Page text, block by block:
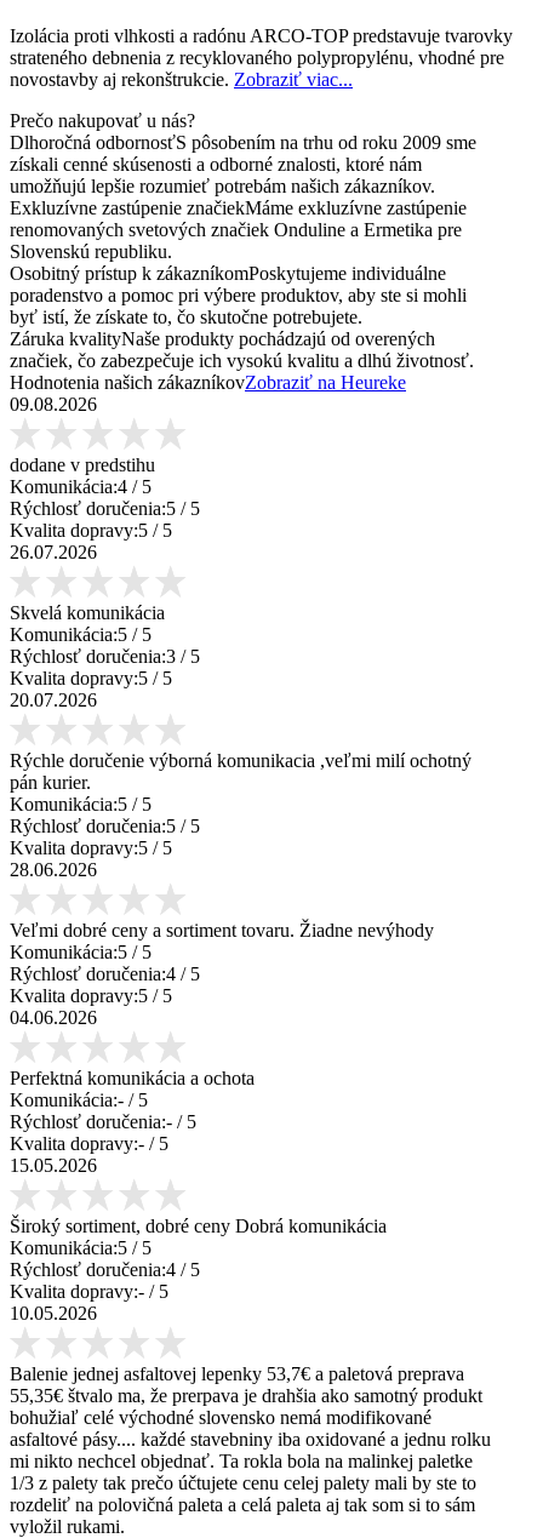
Izolácia proti vlhkosti a radónu ARCO-TOP predstavuje tvarovky
strateného debnenia z recyklovaného polypropylénu, vhodné pre
novostavby aj rekonštrukcie. Zobraziť viac...
Prečo nakupovať u nás?
Dlhoročná odbornosťS pôsobením na trhu od roku 2009 sme
získali cenné skúsenosti a odborné znalosti, ktoré nám
umožňujú lepšie rozumieť potrebám našich zákazníkov.
Exkluzívne zastúpenie značiekMáme exkluzívne zastúpenie
renomovaných svetových značiek Onduline a Ermetika pre
Slovenskú republiku.
Osobitný prístup k zákazníkomPoskytujeme individuálne
poradenstvo a pomoc pri výbere produktov, aby ste si mohli
byť istí, že získate to, čo skutočne potrebujete.
Záruka kvalityNaše produkty pochádzajú od overených
značiek, čo zabezpečuje ich vysokú kvalitu a dlhú životnosť.
Hodnotenia našich zákazníkovZobraziť na Heureke
09.08.2026
dodane v predstihu
Komunikácia:4 / 5
Rýchlosť doručenia:5 / 5
Kvalita dopravy:5 / 5
26.07.2026
Skvelá komunikácia
Komunikácia:5 / 5
Rýchlosť doručenia:3 / 5
Kvalita dopravy:5 / 5
20.07.2026
Rýchle doručenie výborná komunikacia ,veľmi milí ochotný
pán kurier.
Komunikácia:5 / 5
Rýchlosť doručenia:5 / 5
Kvalita dopravy:5 / 5
28.06.2026
Veľmi dobré ceny a sortiment tovaru. Žiadne nevýhody
Komunikácia:5 / 5
Rýchlosť doručenia:4 / 5
Kvalita dopravy:5 / 5
04.06.2026
Perfektná komunikácia a ochota
Komunikácia:- / 5
Rýchlosť doručenia:- / 5
Kvalita dopravy:- / 5
15.05.2026
Široký sortiment, dobré ceny Dobrá komunikácia
Komunikácia:5 / 5
Rýchlosť doručenia:4 / 5
Kvalita dopravy:- / 5
10.05.2026
Balenie jednej asfaltovej lepenky 53,7€ a paletová preprava
55,35€ štvalo ma, že prerpava je drahšia ako samotný produkt
bohužiaľ celé východné slovensko nemá modifikované
asfaltové pásy.... každé stavebniny iba oxidované a jednu rolku
mi nikto nechcel objednať. Ta rokla bola na malinkej paletke
1/3 z palety tak prečo účtujete cenu celej palety mali by ste to
rozdeliť na polovičná paleta a celá paleta aj tak som si to sám
vyložil rukami.